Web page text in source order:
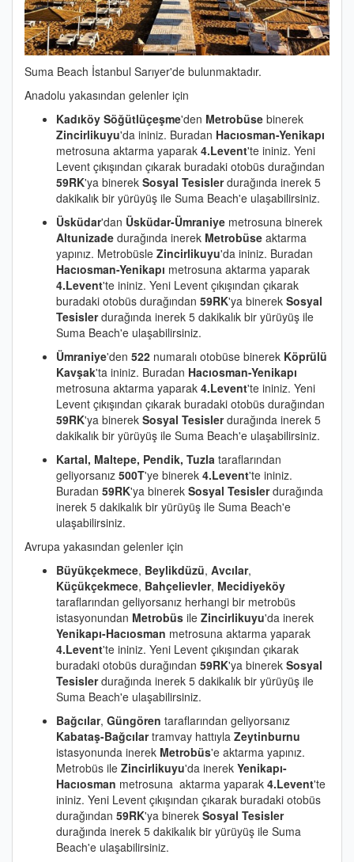
Suma Beach İstanbul Sarıyer'de bulunmaktadır.
Anadolu yakasından gelenler için
Kadıköy Söğütlüçeşme'den Metrobüse binerek
Zincirlikuyu'da ininiz. Buradan Hacıosman-Yenikapı
metrosuna aktarma yaparak 4.Levent'te ininiz. Yeni
Levent çıkışından çıkarak buradaki otobüs durağından
59RK'ya binerek Sosyal Tesislerdurağında inerek 5
dakikalık bir yürüyüş ile Suma Beach'e ulaşabilirsiniz.
Üsküdar'dan Üsküdar-Ümraniye metrosuna binerek
Altunizade durağında inerek Metrobüse aktarma
yapınız. Metrobüsle Zincirlikuyu'da ininiz. Buradan
Hacıosman-Yenikapı metrosuna aktarma yaparak
4.Levent'te ininiz. Yeni Levent çıkışından çıkarak
buradaki otobüs durağından 59RK'ya binerek Sosyal
Tesislerdurağında inerek 5 dakikalık bir yürüyüş ile
Suma Beach'e ulaşabilirsiniz.
Ümraniye'den 522 numaralı otobüse binerek Köprülü
Kavşak'ta ininiz. Buradan Hacıosman-Yenikapı
metrosuna aktarma yaparak 4.Levent'te ininiz. Yeni
Levent çıkışından çıkarak buradaki otobüs durağından
59RK'ya binerek Sosyal Tesislerdurağında inerek 5
dakikalık bir yürüyüş ile Suma Beach'e ulaşabilirsiniz.
Kartal, Maltepe, Pendik, Tuzla taraflarından
geliyorsanız 500T'ye binerek 4.Levent'te ininiz.
Buradan 59RK'ya binerek Sosyal Tesislerdurağında
inerek 5 dakikalık bir yürüyüş ile Suma Beach'e
ulaşabilirsiniz.
Avrupa yakasından gelenler için
Büyükçekmece, Beylikdüzü, Avcılar,
Küçükçekmece, Bahçelievler, Mecidiyeköy
taraflarından geliyorsanız herhangi bir metrobüs
istasyonundan Metrobüs ile Zincirlikuyu'da inerek
Yenikapı-Hacıosman metrosuna aktarma yaparak
4.Levent'te ininiz. Yeni Levent çıkışından çıkarak
buradaki otobüs durağından 59RK'ya binerek Sosyal
Tesislerdurağında inerek 5 dakikalık bir yürüyüş ile
Suma Beach'e ulaşabilirsiniz.
Bağcılar, Güngören taraflarından geliyorsanız
Kabataş-Bağcılartramvay hattıyla Zeytinburnu
istasyonunda inerek Metrobüs'e aktarma yapınız.
Metrobüs ile Zincirlikuyu'da inerek Yenikapı-
Hacıosman metrosuna aktarma yaparak 4.Levent'te
ininiz. Yeni Levent çıkışından çıkarak buradaki otobüs
durağından 59RK'ya binerek Sosyal Tesisler
durağında inerek 5 dakikalık bir yürüyüş ile Suma
Beach'e ulaşabilirsiniz.